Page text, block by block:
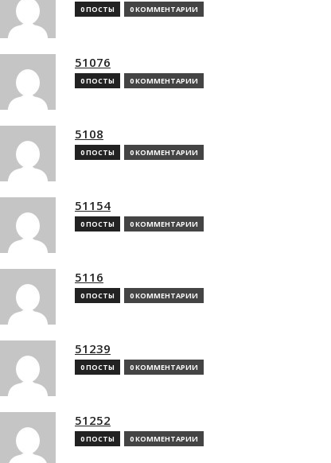
0 ПОСТЫ 0 КОММЕНТАРИИ
51076
0 ПОСТЫ 0 КОММЕНТАРИИ
5108
0 ПОСТЫ 0 КОММЕНТАРИИ
51154
0 ПОСТЫ 0 КОММЕНТАРИИ
5116
0 ПОСТЫ 0 КОММЕНТАРИИ
51239
0 ПОСТЫ 0 КОММЕНТАРИИ
51252
0 ПОСТЫ 0 КОММЕНТАРИИ